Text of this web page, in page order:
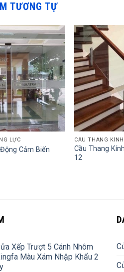
TƯƠNG TỰ
LỰC
Cảm Biến
CẦU THANG
Cầu Thang
12
Xếp Trượt 5 Cánh Nhôm
Màu Xám Nhập Khẩu 2